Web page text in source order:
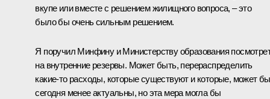
вкупе или вместе с решением жилищного вопроса, – это
было бы очень сильным решением.
Я поручил Минфину и Министерству образования
на внутренние резервы. Может быть, перераспределить
какие‑то расходы, которые существуют и которые, может
сегодня менее актуальны, но эта мера могла бы